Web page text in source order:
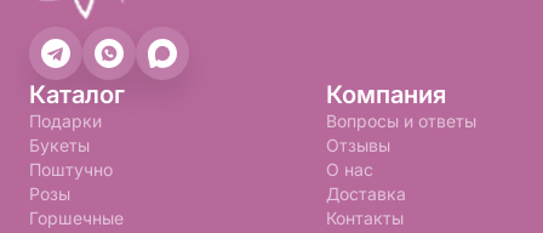
Каталог
Подарки
Букеты
Поштучно
Розы
Горшечные
Компания
Вопросы и ответы
Отзывы
О нас
Доставка
Контакты